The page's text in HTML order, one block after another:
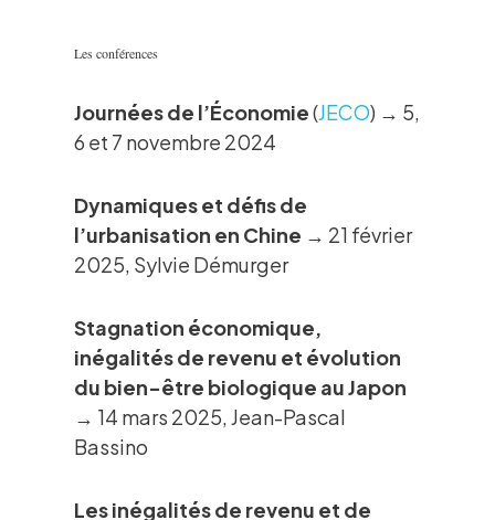
Les conférences
Journées de l’Économie(JECO) → 5,
6 et 7 novembre 2024
Dynamiques et défis de
l’urbanisation en Chine → 21 février
2025, Sylvie Démurger
Stagnation économique,
inégalités de revenu et évolution
du bien-être biologique au Japon
→ 14 mars 2025, Jean-Pascal
Bassino
Les inégalités de revenu et de